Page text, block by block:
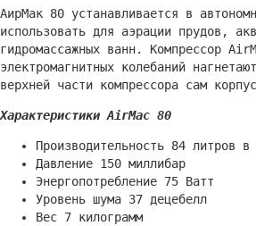
АирМак 80 устанавливается в
использовать для аэрации прудов,
гидромассажных ванн. Компрессор
электромагнитных колебаний
верхней части компрессора сам
Характеристики AirMac 80
Производительность 84 литров в
Давление 150 миллибар
Энергопотребление 75 Ватт
Уровень шума 37 децебелл
Вес 7 килограмм